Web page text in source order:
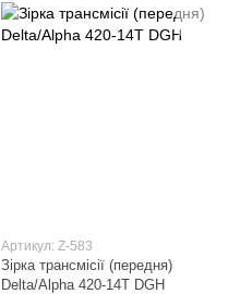
Артикул: Z-583
Зірка трансмісії (передня)
Delta/Alpha 420-14T DGH